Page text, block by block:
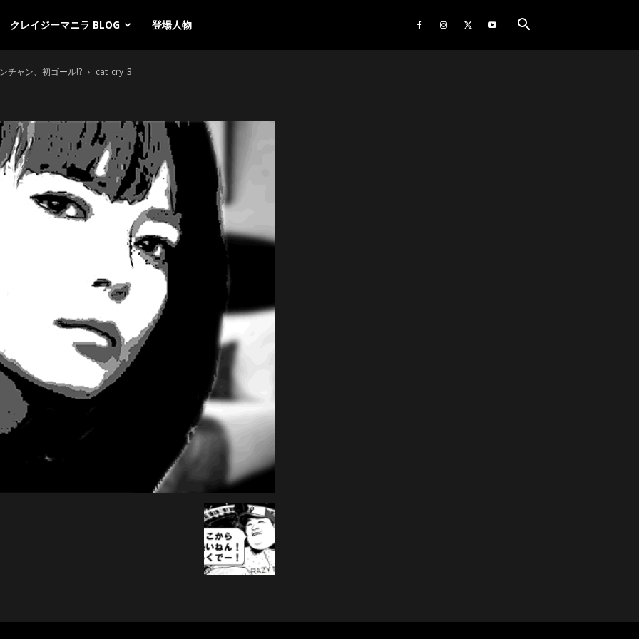
クレイジーマニラ BLOG 登場人物
チャン、初ゴール!? cat_cry_3